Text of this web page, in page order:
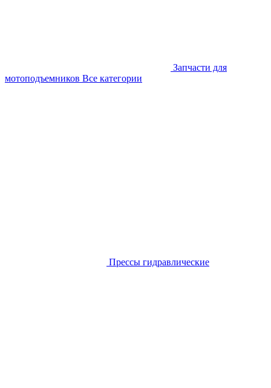
Запчасти для
мотоподъемников Все категории
Прессы гидравлические